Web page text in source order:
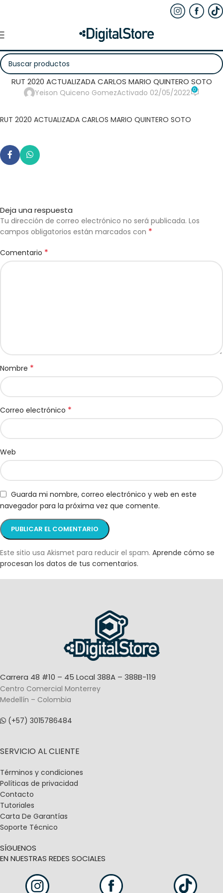
RUT 2020 ACTUALIZADA CARLOS MARIO QUINTERO SOTO
Yeison Quiceno GomezActivado 02/05/2022 0
RUT 2020 ACTUALIZADA CARLOS MARIO QUINTERO SOTO
Deja una respuesta
Tu dirección de correo electrónico no será publicada. Los
campos obligatorios están marcados con *
Comentario *
Nombre *
Correo electrónico *
Web
Guarda mi nombre, correo electrónico y web en este
navegador para la próxima vez que comente.
Este sitio usa Akismet para reducir el spam. Aprende cómo se
procesan los datos de tus comentarios.
Carrera 48 #10 – 45 Local 388A – 388B-119
Centro Comercial Monterrey
Medellín – Colombia
(+57) 3015786484
SERVICIO AL CLIENTE
Términos y condiciones
Políticas de privacidad
Contacto
Tutoriales
Carta De Garantías
Soporte Técnico
SÍGUENOS
EN NUESTRAS REDES SOCIALES